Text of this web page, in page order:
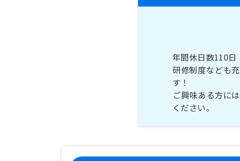
年間休日数110日
研修制度なども
す！
ご興味ある方に
ください。